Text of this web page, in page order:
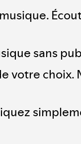
sans
votre choix.